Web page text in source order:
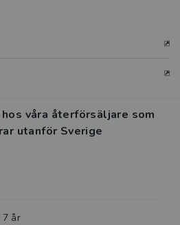
våra återförsäljare som
utanför Sverige
7 år